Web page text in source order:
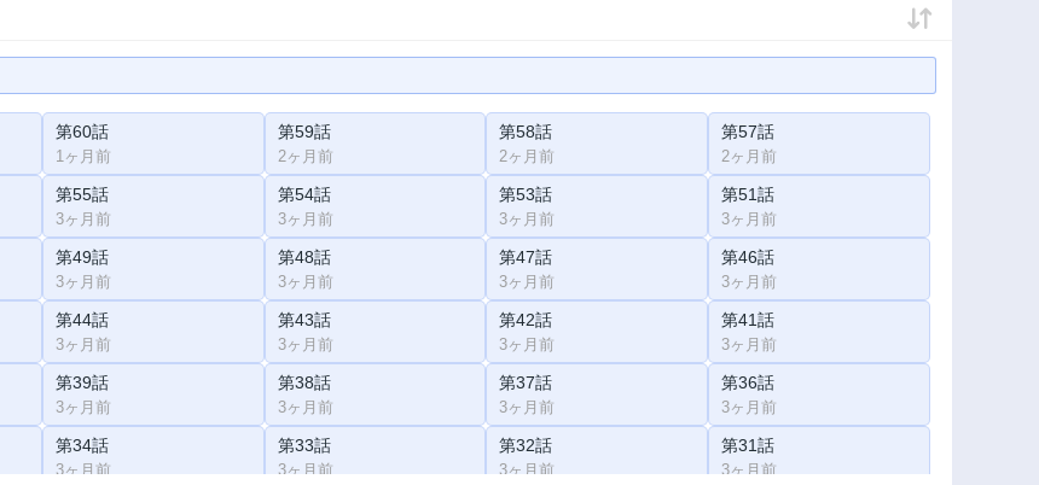
第60話
1ヶ月前
第59話
2ヶ月前
第58話
2ヶ月前
第57話
2ヶ月前
第55話
3ヶ月前
第54話
3ヶ月前
第53話
3ヶ月前
第51話
3ヶ月前
第49話
3ヶ月前
第48話
3ヶ月前
第47話
3ヶ月前
第46話
3ヶ月前
第44話
3ヶ月前
第43話
3ヶ月前
第42話
3ヶ月前
第41話
3ヶ月前
第39話
3ヶ月前
第38話
3ヶ月前
第37話
3ヶ月前
第36話
3ヶ月前
第34話
3ヶ月前
第33話
3ヶ月前
第32話
3ヶ月前
第31話
3ヶ月前